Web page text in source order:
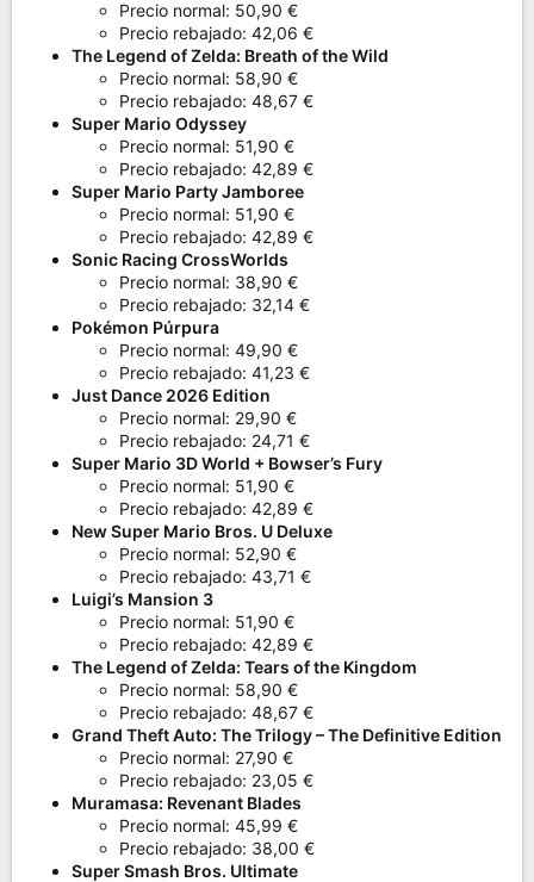
Precio normal: 50,90 €
Precio rebajado: 42,06 €
The Legend of Zelda: Breath of the Wild
Precio normal: 58,90 €
Precio rebajado: 48,67 €
Super Mario Odyssey
Precio normal: 51,90 €
Precio rebajado: 42,89 €
Super Mario Party Jamboree
Precio normal: 51,90 €
Precio rebajado: 42,89 €
Sonic Racing CrossWorlds
Precio normal: 38,90 €
Precio rebajado: 32,14 €
Pokémon Púrpura
Precio normal: 49,90 €
Precio rebajado: 41,23 €
Just Dance 2026 Edition
Precio normal: 29,90 €
Precio rebajado: 24,71 €
Super Mario 3D World + Bowser’s Fury
Precio normal: 51,90 €
Precio rebajado: 42,89 €
New Super Mario Bros. U Deluxe
Precio normal: 52,90 €
Precio rebajado: 43,71 €
Luigi’s Mansion 3
Precio normal: 51,90 €
Precio rebajado: 42,89 €
The Legend of Zelda: Tears of the Kingdom
Precio normal: 58,90 €
Precio rebajado: 48,67 €
Grand Theft Auto: The Trilogy – The Definitive Edition
Precio normal: 27,90 €
Precio rebajado: 23,05 €
Muramasa: Revenant Blades
Precio normal: 45,99 €
Precio rebajado: 38,00 €
Super Smash Bros. Ultimate